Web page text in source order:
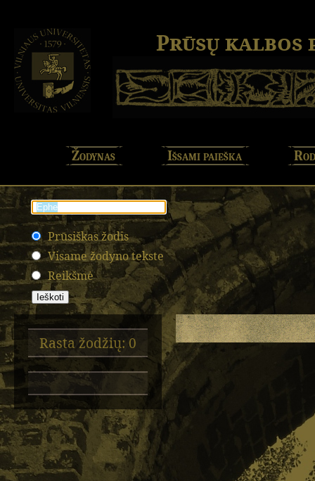
Prūsų kalbos
Žodynas Išsami paieška
Prūsiškas žodis
Visame žodyno tekste
Reikšmė
Rasta žodžių: 0